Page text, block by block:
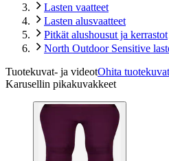
Lasten vaatteet
Lasten alusvaatteet
Pitkät alushousut ja kerrastot
North Outdoor Sensitive
Tuotekuvat- ja videotOhita tuotekuvat
Karusellin pikakuvakkeet